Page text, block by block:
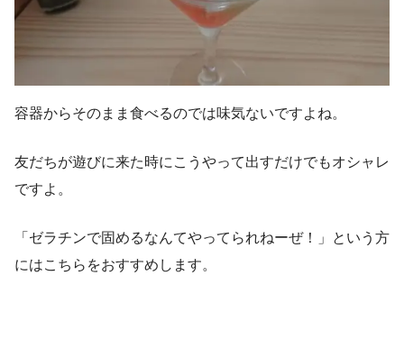
容器からそのまま食べるのでは味気ないですよね。
友だちが遊びに来た時にこうやって出すだけでもオシャレ
ですよ。
「ゼラチンで固めるなんてやってられねーぜ！」という方
にはこちらをおすすめします。